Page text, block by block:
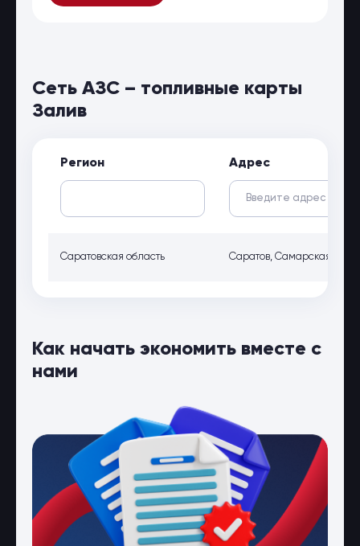
Сеть АЗС – топливные карты
Залив
Регион Адрес
Саратовская область Саратов, Самарская
Как начать экономить вместе с
нами